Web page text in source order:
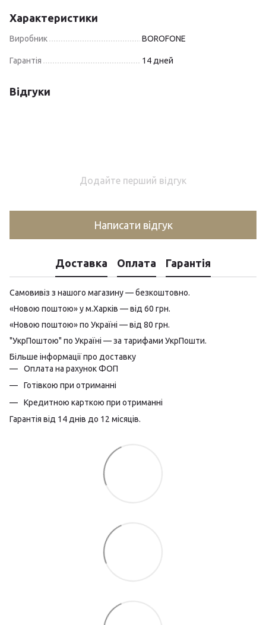
Характеристики
Виробник BOROFONE
Гарантія 14 дней
Відгуки
Додайте перший відгук
Написати відгук
Доставка Оплата Гарантія
Самовивіз з нашого магазину — безкоштовно.
«Новою поштою» у м.Харків — від 60 грн.
«Новою поштою» по Україні — від 80 грн.
"УкрПоштою" по Україні — за тарифами УкрПошти.
Більше інформації про доставку
Оплата на рахунок ФОП
Готівкою при отриманні
Кредитною карткою при отриманні
Гарантія від 14 днів до 12 місяців.